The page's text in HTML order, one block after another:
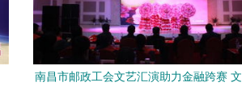
南昌市邮政工会文艺汇演助力金融跨赛 文